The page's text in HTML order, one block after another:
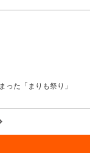
った「まりも祭り」